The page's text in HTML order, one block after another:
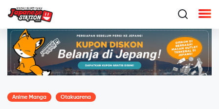
Anime Manga Otakuarena